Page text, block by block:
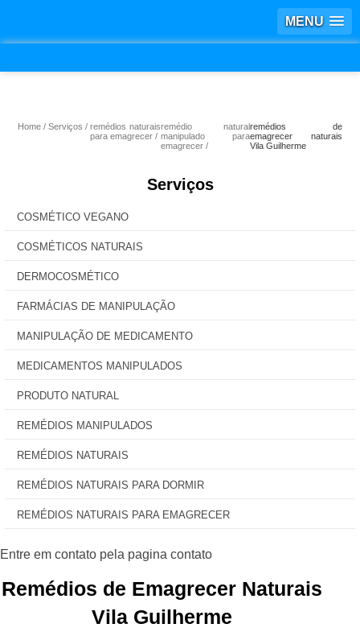
MENU
Home Serviços
remédios naturais
para emagrecer
remédio natural
manipulado para
emagrecer
remédios de
emagrecer naturais
Vila Guilherme
Serviços
COSMÉTICO VEGANO
COSMÉTICOS NATURAIS
DERMOCOSMÉTICO
FARMÁCIAS DE MANIPULAÇÃO
MANIPULAÇÃO DE MEDICAMENTO
MEDICAMENTOS MANIPULADOS
PRODUTO NATURAL
REMÉDIOS MANIPULADOS
REMÉDIOS NATURAIS
REMÉDIOS NATURAIS PARA DORMIR
REMÉDIOS NATURAIS PARA EMAGRECER
Remédios de Emagrecer Naturais
Vila Guilherme